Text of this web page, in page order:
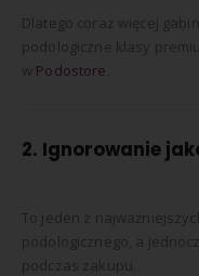
Dlatego coraz więcej
podologiczne klasy
w Podostore
2. Ignorowanie
To jeden z
podologicznego, a
podczas zakupu.